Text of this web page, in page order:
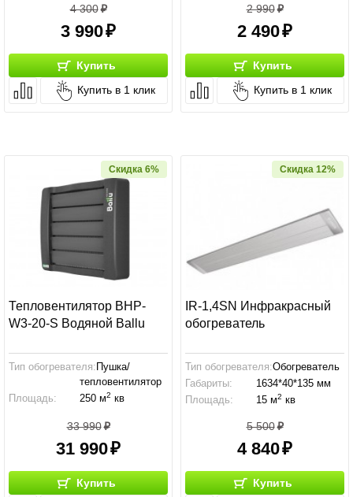
4 300
3 990
Купить
Купить в 1 клик
2 990
2 490
Купить
Купить в 1 клик
Скидка 6%
Тепловентилятор BHP-
W3-20-S Водяной Ballu
Тип обогревателя: Пушка/
тепловентилятор
Площадь:
250 м2 кв
33 990
31 990
Купить
Скидка 12%
IR-1,4SN Инфракрасный
обогреватель
Тип обогревателя:Обогреватель
Габариты:
1634*40*135 мм
Площадь:
15 м2 кв
5 500
4 840
Купить